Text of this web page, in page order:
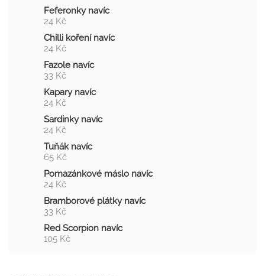
Feferonky navíc
24 Kč
Chilli koření navíc
24 Kč
Fazole navíc
33 Kč
Kapary navíc
24 Kč
Sardinky navíc
24 Kč
Tuňák navíc
65 Kč
Pomazánkové máslo navíc
24 Kč
Bramborové plátky navíc
33 Kč
Red Scorpion navíc
105 Kč